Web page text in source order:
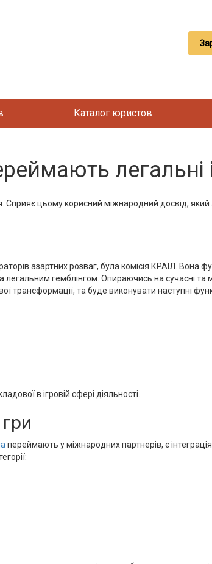
Каталог юристов
легальні
Сприяє цьому корисний міжнародний досвід,
азартних розваг, була комісія КРАІЛ. Вона
гемблінгом. Опираючись на сучасні та
трансформації, та буде виконувати наступні
в ігровій сфері діяльності.
переймають у міжнародних партнерів, є